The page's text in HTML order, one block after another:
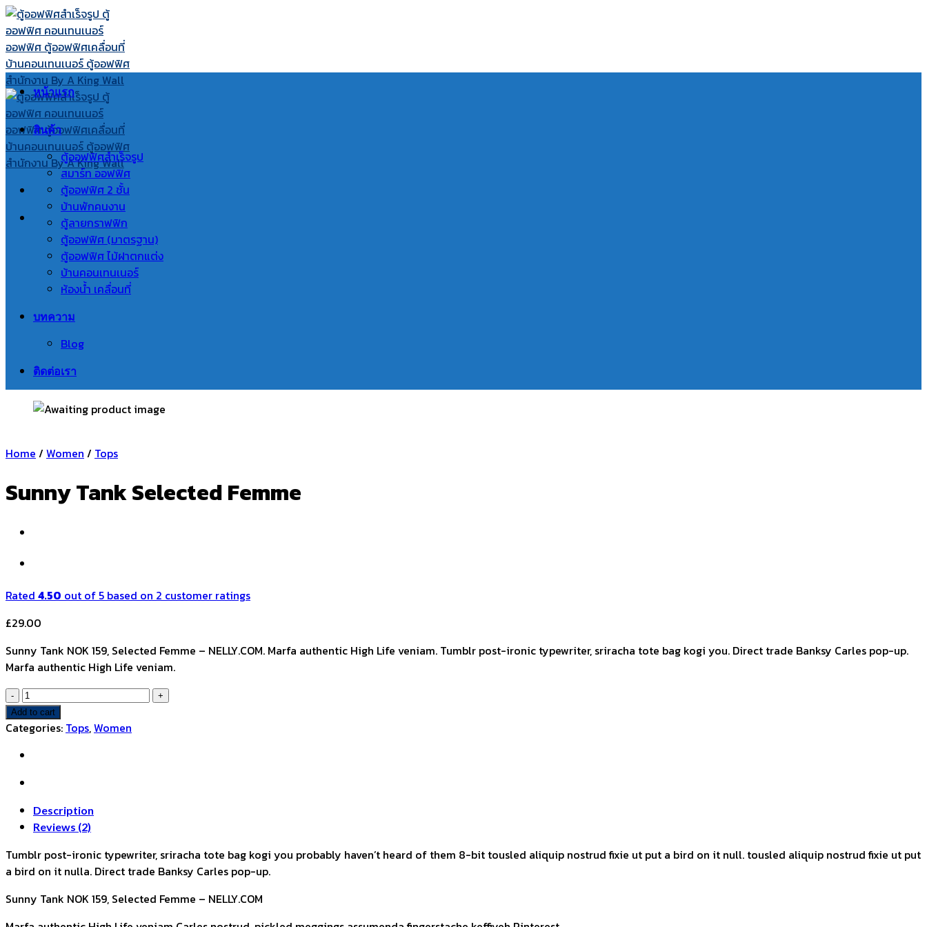
Skip
to
content
หน้าแรก
สินค้า
ตู้ออฟฟิศสำเร็จรูป
สมาร์ท ออฟฟิศ
ตู้ออฟฟิศ 2 ชั้น
บ้านพักคนงาน
ตู้ลายกราฟฟิก
ตู้ออฟฟิศ (มาตรฐาน)
ตู้ออฟฟิศ ไม้ฝาตกแต่ง
บ้านคอนเทนเนอร์
ห้องน้ำ เคลื่อนที่
บทความ
Blog
ติดต่อเรา
Home / Women / Tops
Sunny Tank Selected Femme
Rated 4.50 out of 5 based on 2 customer ratings
£29.00
Sunny Tank NOK 159, Selected Femme – NELLY.COM. Marfa authentic High Life veniam. Tumblr post-ironic typewriter, sriracha tote bag kogi you. Direct trade Banksy Carles pop-up.
Marfa authentic High Life veniam.
Sunny
Tank
Selected
quantity
Add to cart
Categories: Tops,Women
Description
Reviews (2)
Tumblr post-ironic typewriter, sriracha tote bag kogi you probably haven’t heard of them 8-bit tousled aliquip nostrud fixie ut put a bird on it null. tousled aliquip nostrud fixie ut put
a bird on it nulla. Direct trade Banksy Carles pop-up.
Sunny Tank NOK 159, Selected Femme – NELLY.COM